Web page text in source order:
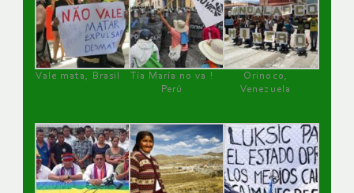
Vale mata, Brasil
Tía María no va !
Perú
Orinoco,
Venezuela